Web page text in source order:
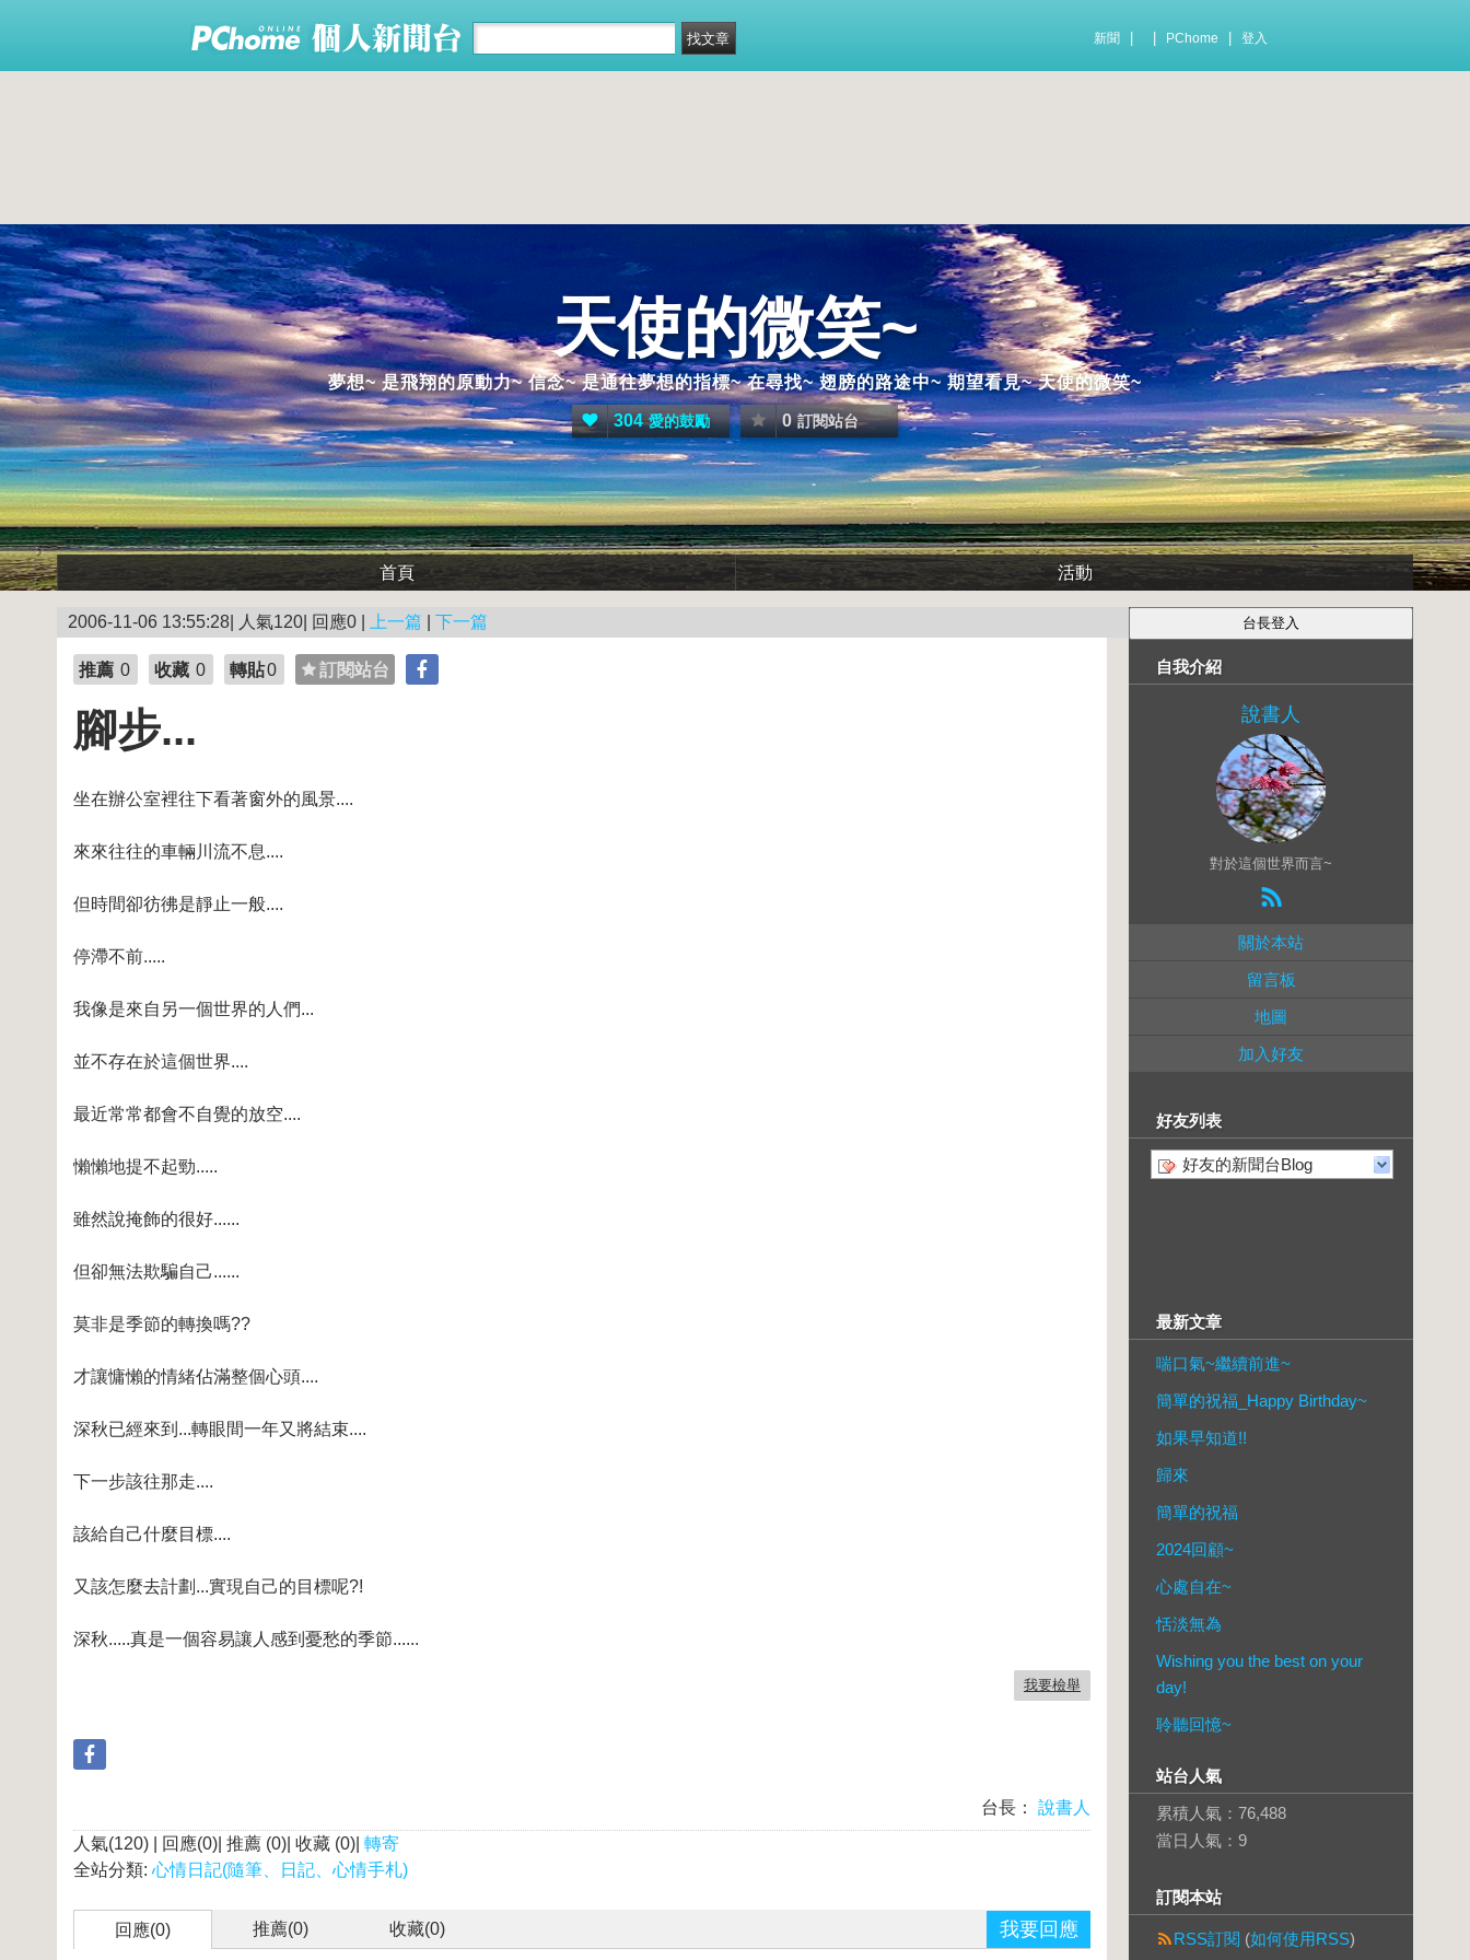
新聞 PChome 登入
天使的微笑~
夢想~ 是飛翔的原動力~ 信念~ 是通往夢想的指標~ 在尋找~ 翅膀的路途中~ 期望看見~ 天使的微笑~
304 愛的鼓勵 0 訂閱站台
首頁 活動
2006-11-06 13:55:28| 人氣120| 回應0 | 上一篇 下一篇
推薦 0 收藏 0 轉貼0 訂閱站台
腳步...
坐在辦公室裡往下看著窗外的風景....
來來往往的車輛川流不息....
但時間卻彷彿是靜止一般....
停滯不前.....
我像是來自另一個世界的人們...
並不存在於這個世界....
最近常常都會不自覺的放空....
懶懶地提不起勁.....
雖然說掩飾的很好......
但卻無法欺騙自己......
莫非是季節的轉換嗎??
才讓慵懶的情緒佔滿整個心頭....
深秋已經來到...轉眼間一年又將結束....
下一步該往那走....
該給自己什麼目標....
又該怎麼去計劃...實現自己的目標呢?!
深秋.....真是一個容易讓人感到憂愁的季節......
我要檢舉
台長：
說書人
人氣(120) | 回應(0)| 推薦 (0)| 收藏 (0)| 轉寄
全站分類: 心情日記(隨筆、日記、心情手札)
回應(0) 推薦(0) 收藏(0) 我要回應
自我介紹
說書人
對於這個世界而言~
關於本站
留言板
地圖
加入好友
好友列表
好友的新聞台Blog
最新文章
喘口氣~繼續前進~
簡單的祝福_Happy Birthday~
如果早知道!!
歸來
簡單的祝福
2024回顧~
心處自在~
恬淡無為
Wishing you the best on your
day!
聆聽回憶~
站台人氣
累積人氣： 76,488
當日人氣： 9
訂閱本站
RSS訂閱 (如何使用RSS)